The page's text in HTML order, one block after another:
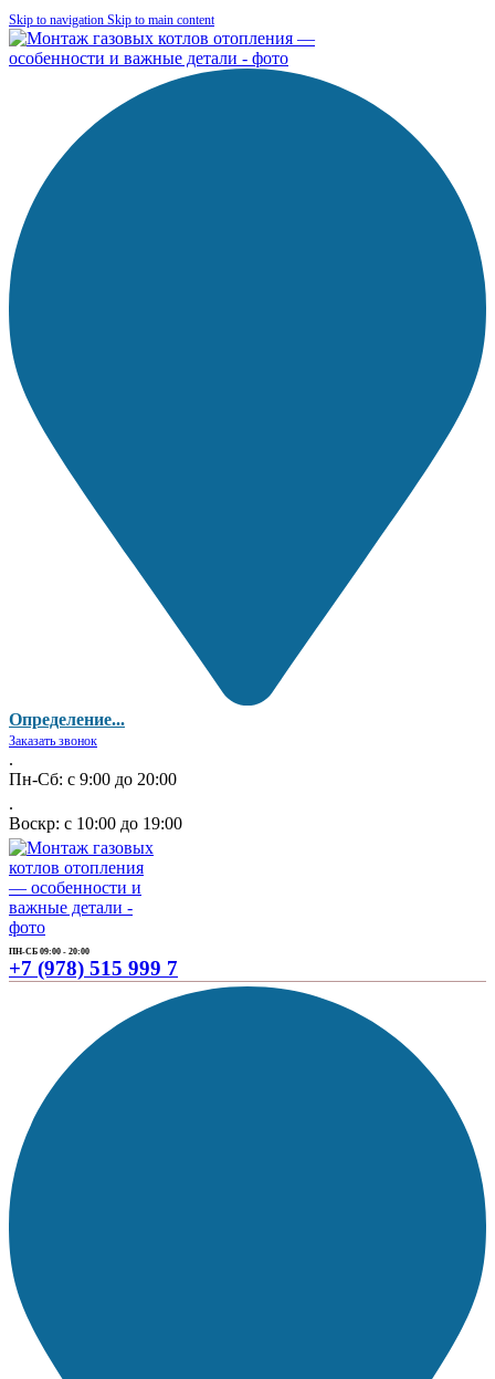
Skip to navigation Skip to main content
Определение...
Заказать звонок
.
Пн-Сб: с 9:00 до 20:00
.
Воскр: с 10:00 до 19:00
ПН-СБ 09:00 - 20:00
+7 (978) 515 999 7